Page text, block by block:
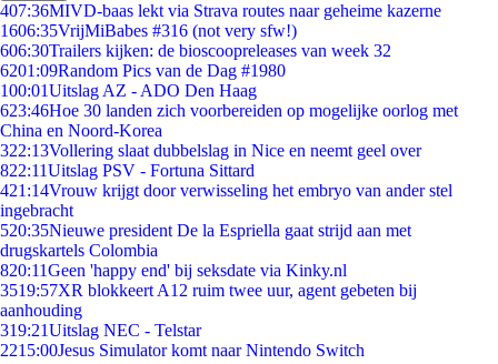
407:36MIVD-baas lekt via Strava routes naar geheime kazerne
1606:35VrijMiBabes #316 (not very sfw!)
606:30Trailers kijken: de bioscoopreleases van week 32
6201:09Random Pics van de Dag #1980
100:01Uitslag AZ - ADO Den Haag
623:46Hoe 30 landen zich voorbereiden op mogelijke oorlog met
China en Noord-Korea
322:13Vollering slaat dubbelslag in Nice en neemt geel over
822:11Uitslag PSV - Fortuna Sittard
421:14Vrouw krijgt door verwisseling het embryo van ander stel
ingebracht
520:35Nieuwe president De la Espriella gaat strijd aan met
drugskartels Colombia
820:11Geen 'happy end' bij seksdate via Kinky.nl
3519:57XR blokkeert A12 ruim twee uur, agent gebeten bij
aanhouding
319:21Uitslag NEC - Telstar
2215:00Jesus Simulator komt naar Nintendo Switch